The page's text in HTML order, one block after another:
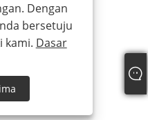
Dengan
bersetuju
kami. Dasar